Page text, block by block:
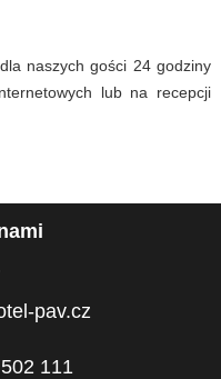
naszych gości 24 godziny
lub na recepcji
pav.cz
111